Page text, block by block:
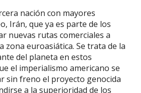
nación con mayores
Irán, que ya es parte de los
nuevas rutas comerciales a
zona euroasiática. Se trata de la
del planeta en estos
el imperialismo americano se
sin freno el proyecto genocida
a la superioridad de los